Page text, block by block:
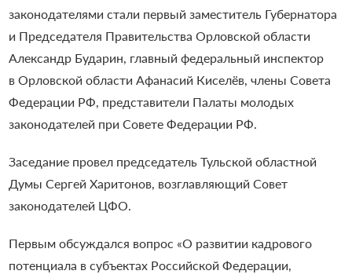
законодателями стали первый заместитель Губернатора
и Председателя Правительства Орловской области
Александр Бударин, главный федеральный инспектор
в Орловской области Афанасий Киселёв, члены Совета
Федерации РФ, представители Палаты молодых
законодателей при Совете Федерации РФ.
Заседание провел председатель Тульской областной
Думы Сергей Харитонов, возглавляющий Совет
законодателей ЦФО.
Первым обсуждался вопрос «О развитии кадрового
потенциала в субъектах Российской Федерации,